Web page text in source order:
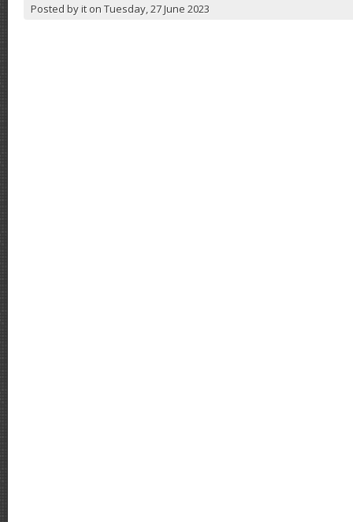
Posted byit on Tuesday, 27 June 2023